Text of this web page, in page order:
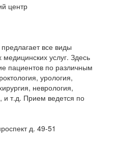
центр
все виды
услуг. Здесь
пациентов по различным
урология,
неврология,
и т.д. Прием ведется по
д. 49-51